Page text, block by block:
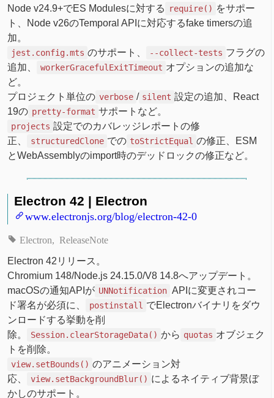
Node v24.9+でES Modulesに対する
require() をサポー
ト、Node v26のTemporal APIに対応するfake timersの追
加。
jest.config.mts のサポート、 --collect-tests フラグの
追加、
workerGracefulExitTimeout オプションの追加な
ど。
プロジェクト単位の verbose / silent 設定の追加、React
19の pretty-format サポートなど。
projects 設定でのカバレッジレポートの修
正、
structuredClone での toStrictEqual の修正、ESM
とWebAssemblyのimport時のデッドロックの修正など。
Electron 42 | Electron
www.electronjs.org/blog/electron-42-0
Electron ReleaseNote
Electron 42リリース。
Chromium 148/Node.js 24.15.0/V8 14.8へアップデート。
macOSの通知APIが UNNotification APIに変更されコー
ド署名が必須に、
postinstall でElectronバイナリをダウ
ンロードする挙動を削
除。
Session.clearStorageData() から quotas オブジェク
トを削除。
view.setBounds() のアニメーション対
応、
view.setBackgroundBlur() によるネイティブ背景ぼ
かしのサポート。